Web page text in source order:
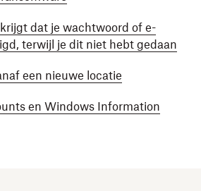
dat je wachtwoord of e-
terwijl je dit niet hebt gedaan
een nieuwe locatie
en Windows Information